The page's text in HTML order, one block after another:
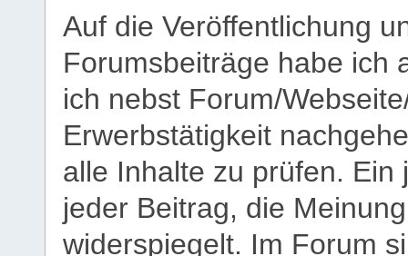
Auf die Veröffentlichung
Forumsbeiträge habe ich
ich nebst Forum/
Erwerbstätigkeit
alle Inhalte zu prüfen.
jeder Beitrag, die
widerspiegelt. Im Forum